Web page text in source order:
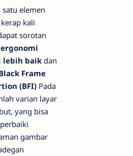
satu elemen
kali
sorotan
ergonomi
lebih baikdan
Frame
(BFI) Pada
varian layar
yang bisa
gambar